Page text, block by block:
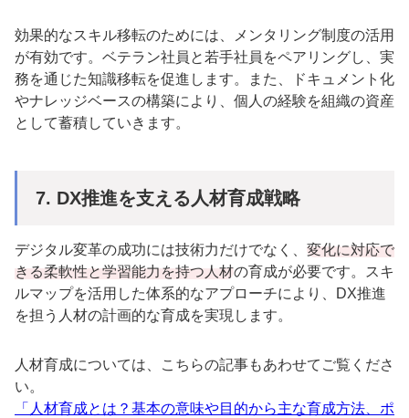
効果的なスキル移転のためには、メンタリング制度の活用
が有効です。ベテラン社員と若手社員をペアリングし、実
務を通じた知識移転を促進します。また、ドキュメント化
やナレッジベースの構築により、個人の経験を組織の資産
として蓄積していきます。
7. DX推進を支える人材育成戦略
デジタル変革の成功には技術力だけでなく、 変化に対応で
きる柔軟性と学習能力を持つ人材の育成が必要です。スキ
ルマップを活用した体系的なアプローチにより、
DX推進
を担う人材の計画的な育成を実現します。
人材育成については、こちらの記事もあわせてご覧くださ
い。
「人材育成とは？基本の意味や目的から主な育成方法、ポ